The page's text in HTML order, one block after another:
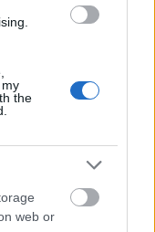
the
web or
αμέτρητες
με άλογα,
υδάτινο